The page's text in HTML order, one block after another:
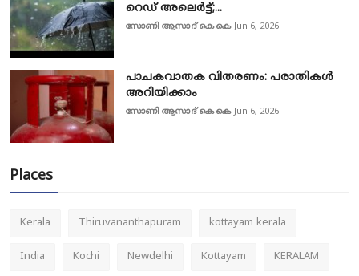
റെഡ് അലെർട്ട്;...
സോണി ആസാദ് കെ കെ Jun 6, 2026
പാചകവാതക വിതരണം: പരാതികൾ
അറിയിക്കാം
സോണി ആസാദ് കെ കെ Jun 6, 2026
Places
Kerala Thiruvananthapuram kottayam kerala
India Kochi Newdelhi Kottayam KERALAM